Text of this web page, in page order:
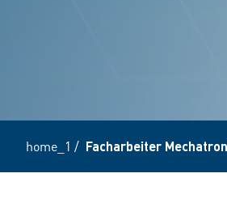
home_1 / Facharbeiter